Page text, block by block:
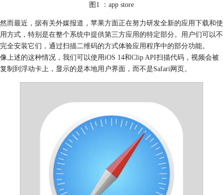
图1 ：app store
然而最近，据有关外媒报道，苹果方面正在努力研发全新的应用下载和使
用方式，特别是在整个系统中提供第三方应用的特定部分。用户们可以不
完全安装它们，通过扫描二维码的方式体验应用程序中的部分功能。
像上述的这种情况，我们可以使用iOS 14和Clip API扫描代码，视频会被
复制到浮动卡上，显示的是本地用户界面，而不是Safari网页。